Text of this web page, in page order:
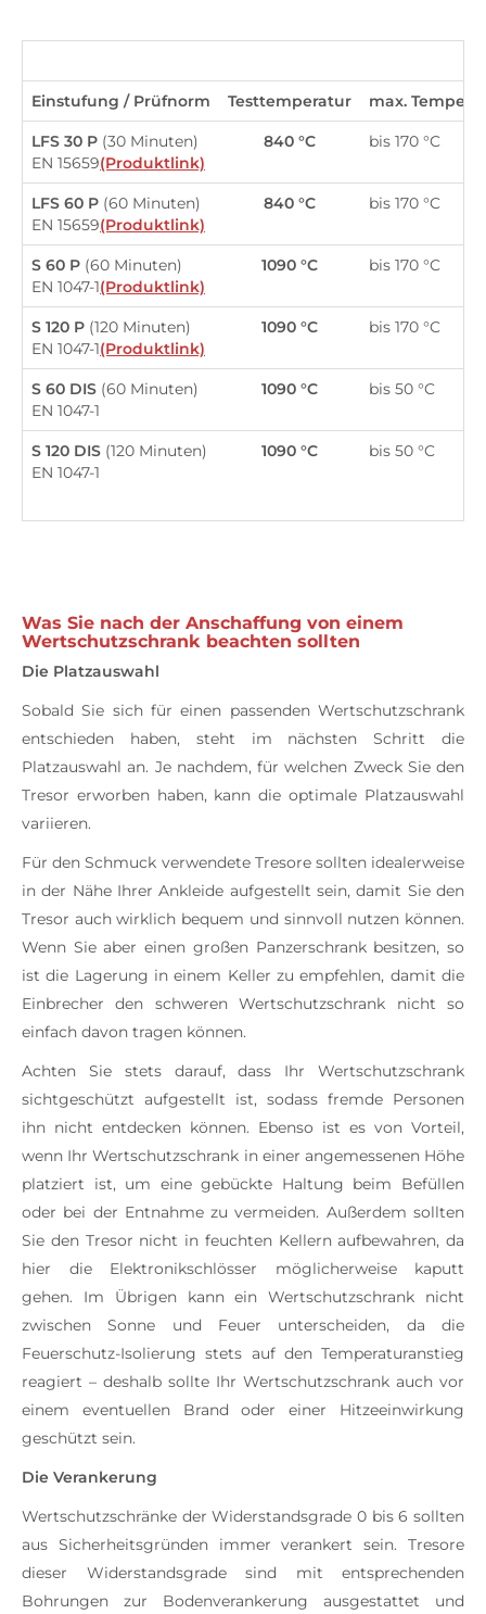
Einstufung / Prüfnorm Testtemperatur max.
LFS 30 P (30 Minuten)
EN 15659(Produktlink)
840 °C bis 170 °C
LFS 60 P (60 Minuten)
EN 15659(Produktlink)
840 °C bis 170 °C
S 60 P (60 Minuten)
EN 1047-1(Produktlink)
1090 °C bis 170 °C
S 120 P (120 Minuten)
EN 1047-1(Produktlink)
1090 °C bis 170 °C
S 60 DIS (60 Minuten)
EN 1047-1
1090 °C bis 50 °C
S 120 DIS (120 Minuten)
EN 1047-1
1090 °C bis 50 °C
Was Sie nach der Anschaffung von einem
Wertschutzschrank beachten sollten
Die Platzauswahl
Sobald Sie sich für einen passenden Wertschutzschrank
entschieden haben, steht im nächsten Schritt die
Platzauswahl an. Je nachdem, für welchen Zweck Sie den
Tresor erworben haben, kann die optimale Platzauswahl
variieren.
Für den Schmuck verwendete Tresore sollten idealerweise
in der Nähe Ihrer Ankleide aufgestellt sein, damit Sie den
Tresor auch wirklich bequem und sinnvoll nutzen können.
Wenn Sie aber einen großen Panzerschrank besitzen, so
ist die Lagerung in einem Keller zu empfehlen, damit die
Einbrecher den schweren Wertschutzschrank nicht so
einfach davon tragen können.
Achten Sie stets darauf, dass Ihr Wertschutzschrank
sichtgeschützt aufgestellt ist, sodass fremde Personen
ihn nicht entdecken können. Ebenso ist es von Vorteil,
wenn Ihr Wertschutzschrank in einer angemessenen Höhe
platziert ist, um eine gebückte Haltung beim Befüllen
oder bei der Entnahme zu vermeiden. Außerdem sollten
Sie den Tresor nicht in feuchten Kellern aufbewahren, da
hier die Elektronikschlösser möglicherweise kaputt
gehen. Im Übrigen kann ein Wertschutzschrank nicht
zwischen Sonne und Feuer unterscheiden, da die
Feuerschutz-Isolierung stets auf den Temperaturanstieg
reagiert – deshalb sollte Ihr Wertschutzschrank auch vor
einem eventuellen Brand oder einer Hitzeeinwirkung
geschützt sein.
Die Verankerung
Wertschutzschränke der Widerstandsgrade 0 bis 6 sollten
aus Sicherheitsgründen immer verankert sein. Tresore
dieser Widerstandsgrade sind mit entsprechenden
Bohrungen zur Bodenverankerung ausgestattet und